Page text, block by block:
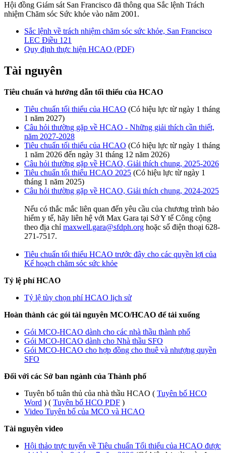
Hội đồng Giám sát San Francisco đã thông qua Sắc lệnh Trách
nhiệm Chăm sóc Sức khỏe vào năm 2001.
Sắc lệnh về trách nhiệm chăm sóc sức khỏe, San Francisco
LEC Điều 121
Quy định thực hiện HCAO (PDF)
Tài nguyên
Tiêu chuẩn và hướng dẫn tối thiểu của HCAO
Tiêu chuẩn tối thiểu của HCAO (Có hiệu lực từ ngày 1 tháng
1 năm 2027)
Câu hỏi thường gặp về HCAO - Những giải thích cần thiết,
năm 2027-2028
Tiêu chuẩn tối thiểu của HCAO (Có hiệu lực từ ngày 1 tháng
1 năm 2026 đến ngày 31 tháng 12 năm 2026)
Câu hỏi thường gặp về HCAO, Giải thích chung, 2025-2026
Tiêu chuẩn tối thiểu HCAO 2025 (Có hiệu lực từ ngày 1
tháng 1 năm 2025)
Câu hỏi thường gặp về HCAO, Giải thích chung, 2024-2025
Nếu có thắc mắc liên quan đến yêu cầu của chương trình bảo
hiểm y tế, hãy liên hệ với Max Gara tại Sở Y tế Công cộng
theo địa chỉ maxwell.gara@sfdph.org hoặc số điện thoại 628-
271-7517.
Tiêu chuẩn tối thiểu HCAO trước đây cho các quyền lợi của
Kế hoạch chăm sóc sức khỏe
Tỷ lệ phí HCAO
Tỷ lệ tùy chọn phí HCAO lịch sử
Hoàn thành các gói tài nguyên MCO/HCAO để tải xuống
Gói MCO-HCAO dành cho các nhà thầu thành phố
Gói MCO-HCAO dành cho Nhà thầu SFO
Gói MCO-HCAO cho hợp đồng cho thuê và nhượng quyền
SFO
Đối với các Sở ban ngành của Thành phố
Tuyên bố tuân thủ của nhà thầu HCAO ( Tuyên bố HCO
Word ) ( Tuyên bố HCO PDF )
Video Tuyên bố của MCO và HCAO
Tài nguyên video
Hội thảo trực tuyến về Tiêu chuẩn Tối thiểu của HCAO được